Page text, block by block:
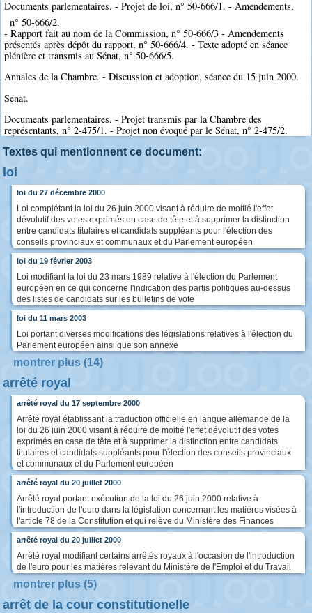
Documents parlementaires. - Projet de loi, n° 50-666/1. - Amendements,
n° 50-666/2.
- Rapport fait au nom de la Commission, n° 50-666/3 - Amendements
présentés après dépôt du rapport, n° 50-666/4. - Texte adopté en séance
plénière et transmis au Sénat, n° 50-666/5.
Annales de la Chambre. - Discussion et adoption, séance du 15 juin 2000.
Sénat.
Documents parlementaires. - Projet transmis par la Chambre des
représentants, n° 2-475/1. - Projet non évoqué par le Sénat, n° 2-475/2.
Textes qui mentionnent ce document:
loi
loi du 27 décembre 2000
Loi complétant la loi du 26 juin 2000 visant à réduire de moitié l'effet
dévolutif des votes exprimés en case de tête et à supprimer la distinction
entre candidats titulaires et candidats suppléants pour l'élection des
conseils provinciaux et communaux et du Parlement européen
loi du 19 février 2003
Loi modifiant la loi du 23 mars 1989 relative à l'élection du Parlement
européen en ce qui concerne l'indication des partis politiques au-dessus
des listes de candidats sur les bulletins de vote
loi du 11 mars 2003
Loi portant diverses modifications des législations relatives à l'élection du
Parlement européen ainsi que son annexe
montrer plus (14)
arrêté royal
arrêté royal du 17 septembre 2000
Arrêté royal établissant la traduction officielle en langue allemande de la
loi du 26 juin 2000 visant à réduire de moitié l'effet dévolutif des votes
exprimés en case de tête et à supprimer la distinction entre candidats
titulaires et candidats suppléants pour l'élection des conseils provinciaux
et communaux et du Parlement européen
arrêté royal du 20 juillet 2000
Arrêté royal portant exécution de la loi du 26 juin 2000 relative à
l'introduction de l'euro dans la législation concernant les matières visées à
l'article 78 de la Constitution et qui relève du Ministère des Finances
arrêté royal du 20 juillet 2000
Arrêté royal modifiant certains arrêtés royaux à l'occasion de l'introduction
de l'euro pour les matières relevant du Ministère de l'Emploi et du Travail
montrer plus (5)
arrêt de la cour constitutionelle